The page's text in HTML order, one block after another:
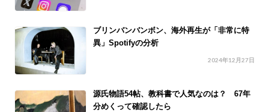
ブリンバンバンボン、海外再生が「非常に特
異」Spotifyの分析
2024年12月27日
源氏物語54帖、教科書で人気なのは？ 67年
分めくって確認したら